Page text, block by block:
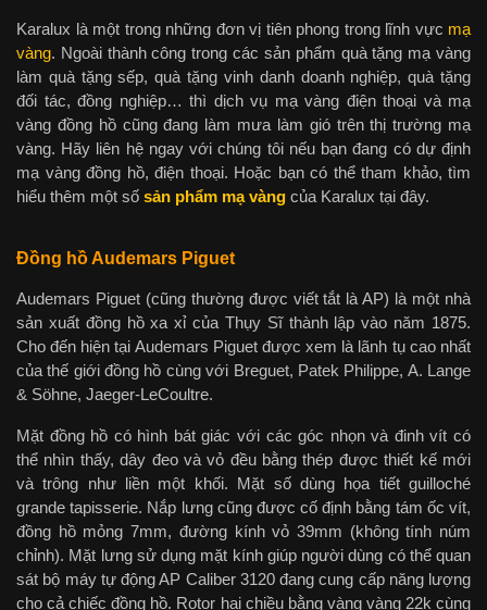
Karalux là một trong những đơn vị tiên phong trong lĩnh vực mạ
vàng. Ngoài thành công trong các sản phẩm quà tặng mạ vàng
làm quà tặng sếp, quà tặng vinh danh doanh nghiệp, quà tặng
đối tác, đồng nghiệp… thì dịch vụ mạ vàng điện thoại và mạ
vàng đồng hồ cũng đang làm mưa làm gió trên thị trường mạ
vàng. Hãy liên hệ ngay với chúng tôi nếu bạn đang có dự định
mạ vàng đồng hồ, điện thoại. Hoặc bạn có thể tham khảo, tìm
hiểu thêm một số sản phẩm mạ vàng của Karalux tại đây.
Đồng hồ Audemars Piguet
Audemars Piguet (cũng thường được viết tắt là AP) là một nhà
sản xuất đồng hồ xa xỉ của Thụy Sĩ thành lập vào năm 1875.
Cho đến hiện tại Audemars Piguet được xem là lãnh tụ cao nhất
của thế giới đồng hồ cùng với Breguet, Patek Philippe, A. Lange
& Söhne, Jaeger-LeCoultre.
Mặt đồng hồ có hình bát giác với các góc nhọn và đinh vít có
thể nhìn thấy, dây đeo và vỏ đều bằng thép được thiết kế mới
và trông như liền một khối. Mặt số dùng họa tiết guilloché
grande tapisserie. Nắp lưng cũng được cố định bằng tám ốc vít,
đồng hồ mỏng 7mm, đường kính vỏ 39mm (không tính núm
chỉnh). Mặt lưng sử dụng mặt kính giúp người dùng có thể quan
sát bộ máy tự động AP Caliber 3120 đang cung cấp năng lượng
cho cả chiếc đồng hồ. Rotor hai chiều bằng vàng vàng 22k cùng